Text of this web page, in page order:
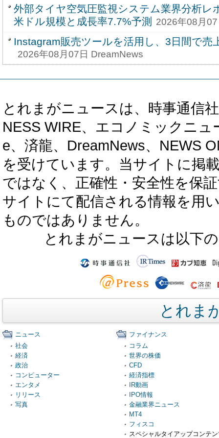
外部タイヤ空気圧監視システム業界分析レ
米ドル規模と成長率7.7%予測
2026年08月
Instagram販売ツールを活用し、3日間で売
2026年08月07日 DreamNews
とれまがニュースは、時事通信
NESS WIRE、エコノミックニ
e、済龍、DreamNews、NEWS
を受けています。当サイトに掲
ではなく、正確性・安全性を保
サイトにて配信される情報を用
ものではありません。
とれまがニュースは以下
とれま
ニュース
社会
経済
政治
コンピューター
エンタメ
リリース
写真
ファイナンス
コラム
世界の株価
CFD
経済指標
IR動画
IPO情報
金融業界ニュース
MT4
フィスコ
スペシャルタイアップコンテ